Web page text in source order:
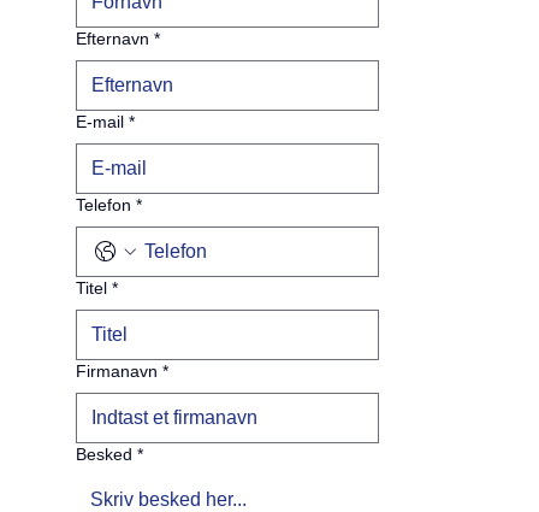
Efternavn *
E-mail *
Telefon *
Titel *
Firmanavn *
Besked *